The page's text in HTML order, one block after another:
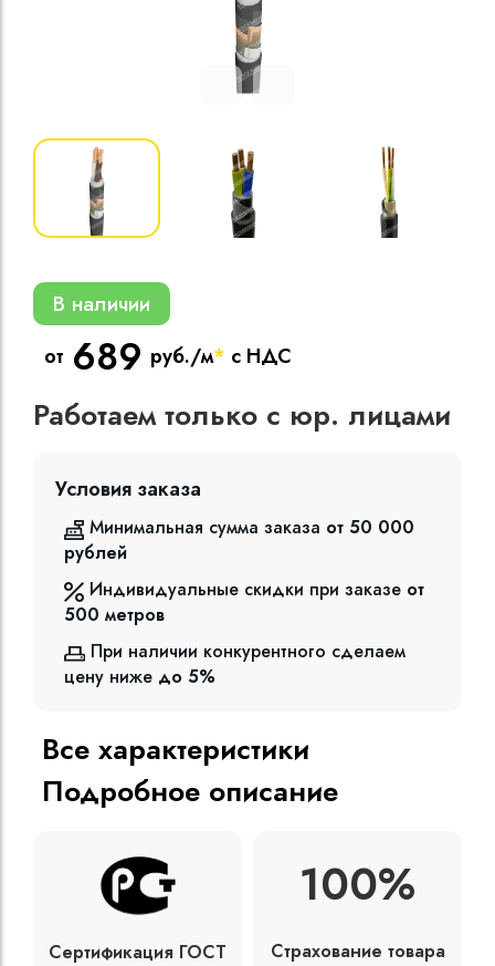
Кабели
изоляцией
В наличии
от 689 руб./м* с НДС
Работаем только с юр. лицами
Условия заказа
Минимальная сумма заказа от 50 000
рублей
Индивидуальные скидки при заказе от
500 метров
При наличии конкурентного сделаем
цену ниже до 5%
Все характеристики
Подробное описание
Сертификация ГОСТ
100%
Страхование товара